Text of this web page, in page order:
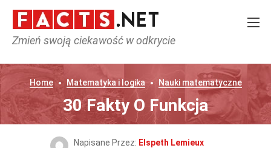
Zmień swoją ciekawość w odkrycie
Home Matematyka i logika Nauki matematyczne
30 Fakty O Funkcja
Napisane Przez: Elspeth Lemieux